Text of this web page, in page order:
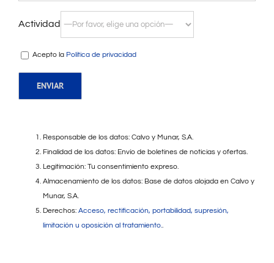
Actividad
Acepto la Política de privacidad
Responsable de los datos: Calvo y Munar, S.A.
Finalidad de los datos: Envío de boletines de noticias y ofertas.
Legitimación: Tu consentimiento expreso.
Almacenamiento de los datos: Base de datos alojada en Calvo y
Munar, S.A.
Derechos: Acceso, rectificación, portabilidad, supresión,
limitación u oposición al tratamiento..